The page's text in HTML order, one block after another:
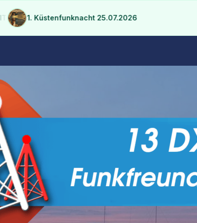
konsolidieren
1. Küstenfunknacht 25.07.2026